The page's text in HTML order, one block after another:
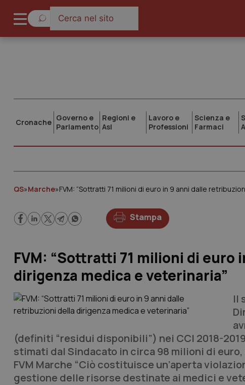
Cronache Governo e
Parlamento
Regioni e
Asl
Lavoro e
Professioni
Scienza e
Farmaci
QS»Marche»FVM: “Sottratti 71 milioni di euro in 9 anni dalle
Stampa
FVM: “Sottratti 71 milioni di
dirigenza medica e veterinaria”
Il
(definiti “residui disponibili”) nei CCI 2018-
stimati dal Sindacato in circa 98 milioni di euro,
FVM Marche “Ciò costituisce un’aperta
gestione delle risorse destinate ai medici e